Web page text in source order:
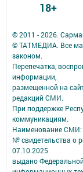
© 2011 - 2026.
© ТАТМЕДИА. Все
законом.
Перепечатка,
информации,
размещенной на
редакций СМИ.
При поддержке
коммуникациям.
Наименование
№ свидетельства о
07.10.2025
выдано
18+